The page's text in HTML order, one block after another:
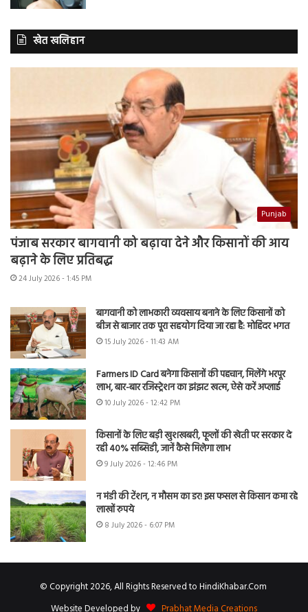
खेत खलिहान
Punjab
पंजाब सरकार बागवानी को बढ़ावा देने और किसानों की आय
बढ़ाने के लिए प्रतिबद्ध
24 July 2026 - 1:45 PM
बागवानी को लाभकारी व्यवसाय बनाने के लिए किसानों को
बीज से बाजार तक पूरा सहयोग दिया जा रहा है: मोहिंदर भगत
15 July 2026 - 11:43 AM
Farmers ID Card बनेगा किसानों की पहचान, मिलेंगे भरपूर
लाभ, बार-बार रजिस्ट्रेशन का झंझट खत्म, ऐसे करें अप्लाई
10 July 2026 - 12:42 PM
किसानों के लिए बड़ी खुशखबरी, फूलों की खेती पर सरकार दे
रही 40% सब्सिडी, जानें कैसे मिलेगा लाभ
9 July 2026 - 12:46 PM
न मंडी की टेंशन, न मौसम का डर! इस फसल से किसान कमा रहे
लाखों रुपये
8 July 2026 - 6:07 PM
© Copyright 2026, All Rights Reserved to HindiKhabar.Com